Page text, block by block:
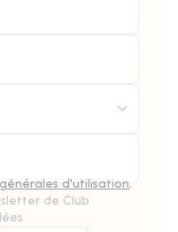
d'utilisation,
de Club